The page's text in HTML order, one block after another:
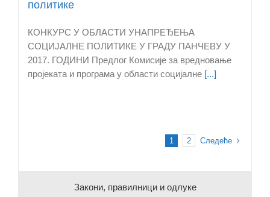
политике
КОНКУРС У ОБЛАСТИ УНАПРЕЂЕЊА
СОЦИЈАЛНЕ ПОЛИТИКЕ У ГРАДУ ПАНЧЕВУ У
2017. ГОДИНИ Предлог Комисије за вредновање
пројеката и програма у области социјалне [...]
1 2 Следеће
Закони, правилници и одлуке